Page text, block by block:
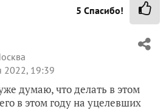
5 Спасибо!
2022, 19:39
думаю, что делать в этом
в этом году на уцелевших